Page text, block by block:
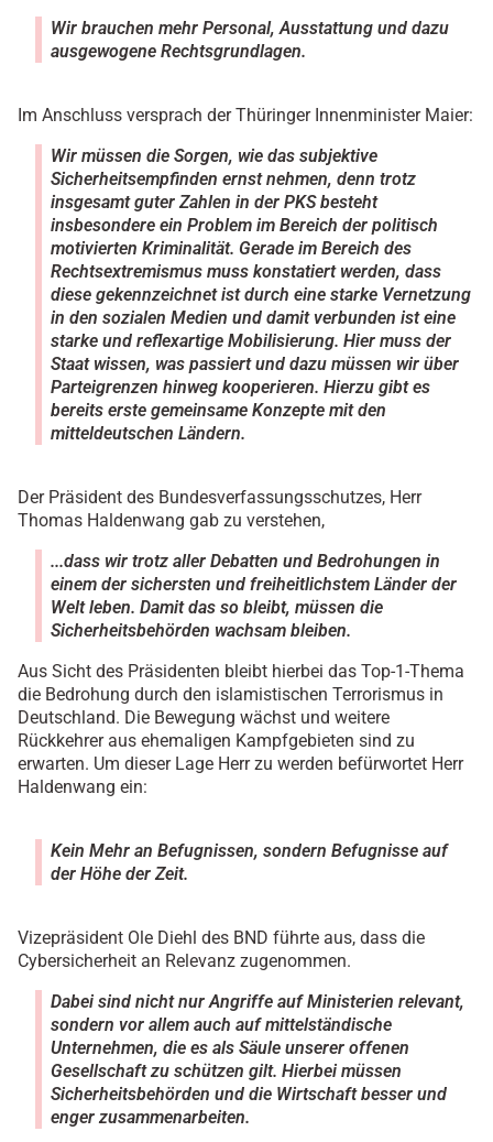
Wir brauchen mehr Personal, Ausstattung und dazu
ausgewogene Rechtsgrundlagen.
Im Anschluss versprach der Thüringer Innenminister Maier:
Wir müssen die Sorgen, wie das subjektive
Sicherheitsempfinden ernst nehmen, denn trotz
insgesamt guter Zahlen in der PKS besteht
insbesondere ein Problem im Bereich der politisch
motivierten Kriminalität. Gerade im Bereich des
Rechtsextremismus muss konstatiert werden, dass
diese gekennzeichnet ist durch eine starke Vernetzung
in den sozialen Medien und damit verbunden ist eine
starke und reflexartige Mobilisierung. Hier muss der
Staat wissen, was passiert und dazu müssen wir über
Parteigrenzen hinweg kooperieren. Hierzu gibt es
bereits erste gemeinsame Konzepte mit den
mitteldeutschen Ländern.
Der Präsident des Bundesverfassungsschutzes, Herr
Thomas Haldenwang gab zu verstehen,
...dass wir trotz aller Debatten und Bedrohungen in
einem der sichersten und freiheitlichstem Länder der
Welt leben. Damit das so bleibt, müssen die
Sicherheitsbehörden wachsam bleiben.
Aus Sicht des Präsidenten bleibt hierbei das Top-1-Thema
die Bedrohung durch den islamistischen Terrorismus in
Deutschland. Die Bewegung wächst und weitere
Rückkehreraus ehemaligen Kampfgebieten sind zu
erwarten. Um dieser Lage Herr zu werden befürwortet Herr
Haldenwang ein:
Kein Mehr an Befugnissen, sondern Befugnisse auf
der Höhe der Zeit.
Vizepräsident Ole Diehl des BND führte aus, dass die
Cybersicherheit an Relevanz zugenommen.
Dabei sind nicht nur Angriffe auf Ministerien relevant,
sondern vor allem auch auf mittelständische
Unternehmen, die es als Säule unserer offenen
Gesellschaft zu schützen gilt. Hierbei müssen
Sicherheitsbehörden und die Wirtschaft besser und
enger zusammenarbeiten.